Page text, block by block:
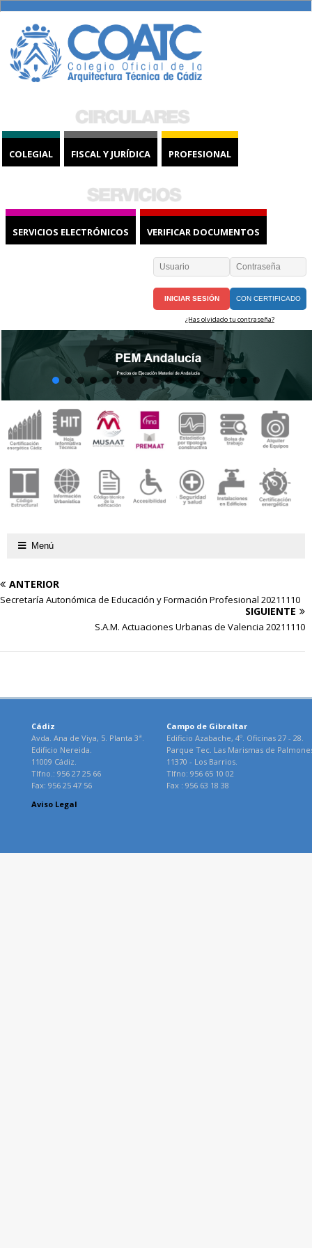
COLEGIAL FISCAL Y JURÍDICA PROFESIONAL
SERVICIOS ELECTRÓNICOS VERIFICAR DOCUMENTOS
CON CERTIFICADO
¿Has olvidado tu contraseña?
Menú
ANTERIOR
Secretaría Autonómica de Educación y Formación Profesional 20211110
SIGUIENTE
S.A.M. Actuaciones Urbanas de Valencia 20211110
Cádiz
Avda. Ana de Viya, 5. Planta 3ª.
Edificio Nereida.
11009 Cádiz.
Tlfno.: 956 27 25 66
Fax: 956 25 47 56
Campo de Gibraltar
Edificio Azabache, 4º. Oficinas 27 - 28.
Parque Tec. Las Marismas de
11370 - Los Barrios.
Tlfno: 956 65 10 02
Fax : 956 63 18 38
Aviso Legal